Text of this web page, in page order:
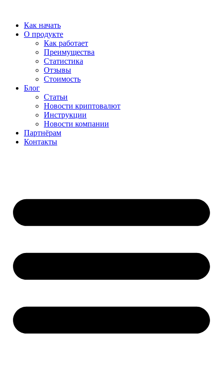
содержимому
Как начать
О продукте
Как работает
Преимущества
Статистика
Отзывы
Стоимость
Блог
Статьи
Новости криптовалют
Инструкции
Новости компании
Партнёрам
Контакты